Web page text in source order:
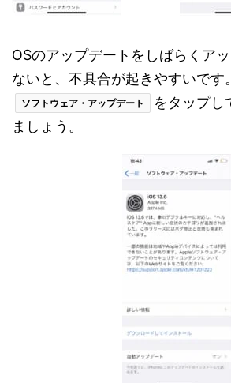
OSのアップデートをしばらくア
ないと、不具合が起きやすいです。
ソフトウェア・アップデート
をタップし
ましょう。